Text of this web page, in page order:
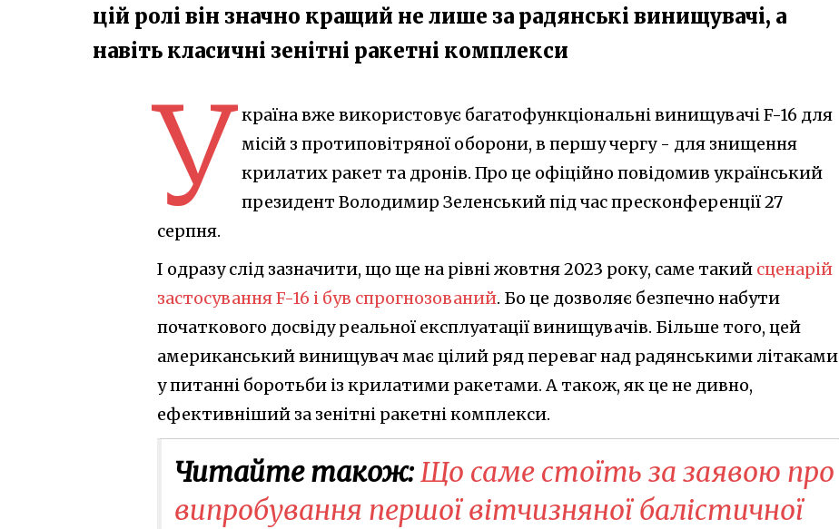
цій ролі він значно кращий не лише за радянські винищувачі, а
навіть класичні зенітні ракетні комплекси
У країна вже використовує багатофункціональні винищувачі F-16 для
місій з протиповітряної оборони, в першу чергу - для знищення
крилатих ракет та дронів. Про це офіційно повідомив український
президент Володимир Зеленський під час пресконференції 27
серпня.
І одразу слід зазначити, що ще на рівні жовтня 2023 року, саме такий сценарій
застосування F-16 і був спрогнозований. Бо це дозволяє безпечно набути
початкового досвіду реальної експлуатації винищувачів. Більше того, цей
американський винищувач має цілий ряд переваг над радянськими літаками
у питанні боротьби із крилатими ракетами. А також, як це не дивно,
ефективніший за зенітні ракетні комплекси.
Читайте також:Що саме стоїть за заявою про
випробування першої вітчизняної балістичної